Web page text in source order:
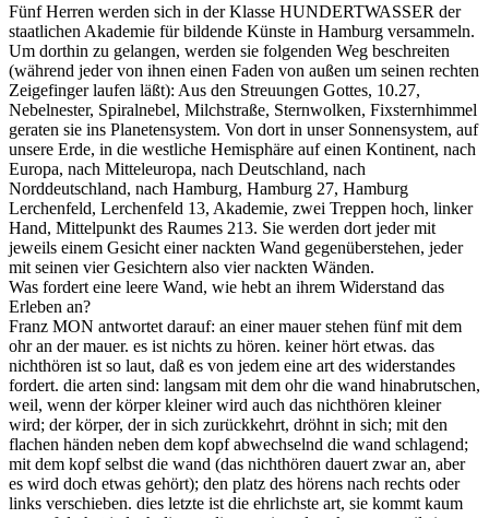
Fünf Herren werden sich in der Klasse HUNDERTWASSER der
staatlichen Akademie für bildende Künste in Hamburg versammeln.
Um dorthin zu gelangen, werden sie folgenden Weg beschreiten
(während jeder von ihnen einen Faden von außen um seinen rechten
Zeigefinger laufen läßt): Aus den Streuungen Gottes, 10.27,
Nebelnester, Spiralnebel, Milchstraße, Sternwolken, Fixsternhimmel
geraten sie ins Planetensystem. Von dort in unser Sonnensystem, auf
unsere Erde, in die westliche Hemisphäre auf einen Kontinent, nach
Europa, nach Mitteleuropa, nach Deutschland, nach
Norddeutschland, nach Hamburg, Hamburg 27, Hamburg
Lerchenfeld, Lerchenfeld 13, Akademie, zwei Treppen hoch, linker
Hand, Mittelpunkt des Raumes 213. Sie werden dort jeder mit
jeweils einem Gesicht einer nackten Wand gegenüberstehen, jeder
mit seinen vier Gesichtern also vier nackten Wänden.
Was fordert eine leere Wand, wie hebt an ihrem Widerstand das
Erleben an?
Franz MON antwortet darauf: an einer mauer stehen fünf mit dem
ohr an der mauer. es ist nichts zu hören. keiner hört etwas. das
nichthören ist so laut, daß es von jedem eine art des widerstandes
fordert. die arten sind: langsam mit dem ohr die wand hinabrutschen,
weil, wenn der körper kleiner wird auch das nichthören kleiner
wird; der körper, der in sich zurückkehrt, dröhnt in sich; mit den
flachen händen neben dem kopf abwechselnd die wand schlagend;
mit dem kopf selbst die wand (das nichthören dauert zwar an, aber
es wird doch etwas gehört); den platz des hörens nach rechts oder
links verschieben. dies letzte ist die ehrlichste art, sie kommt kaum